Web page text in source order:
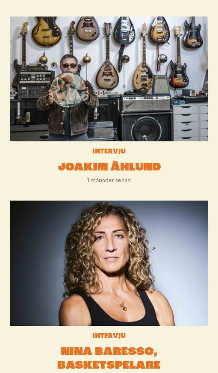
INTERVJU
JOAKIM ÅHLUND
1 månader sedan
INTERVJU
NINA BARESSO,
BASKETSPELARE